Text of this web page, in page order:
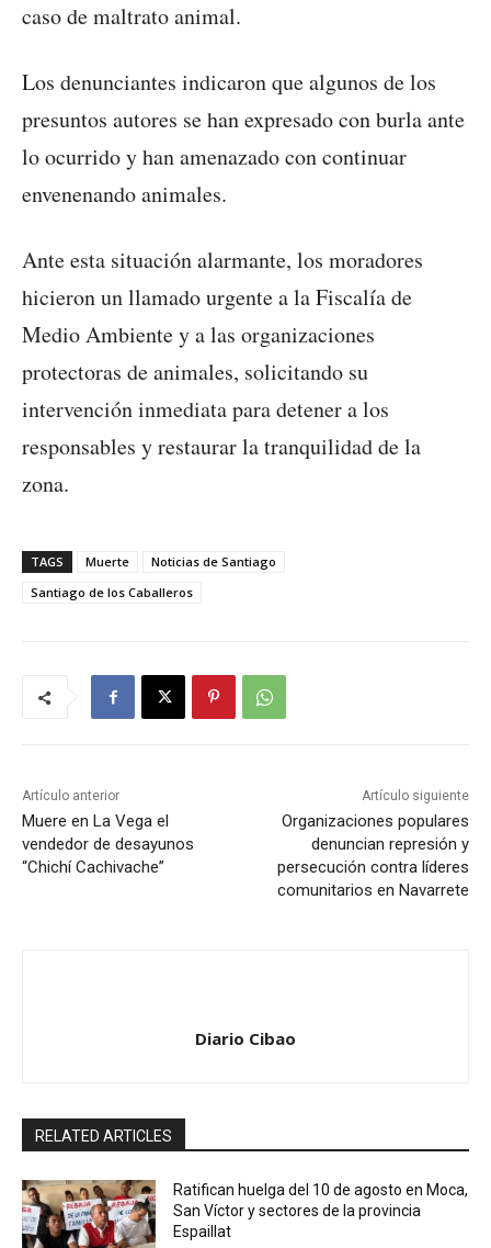
caso de maltrato animal.
Los denunciantes indicaron que algunos de los
presuntos autores se han expresado con burla ante
lo ocurrido y han amenazado con continuar
envenenando animales.
Ante esta situación alarmante, los moradores
hicieron un llamado urgente a la Fiscalía de
Medio Ambiente y a las organizaciones
protectoras de animales, solicitando su
intervención inmediata para detener a los
responsables y restaurar la tranquilidad de la
zona.
TAGS Muerte
Noticias de Santiago
Santiago de los Caballeros
Artículo anterior
Muere en La Vega el
vendedor de desayunos
“Chichí Cachivache”
Artículo siguiente
Organizaciones populares
denuncian represión y
persecución contra líderes
comunitarios en Navarrete
Diario Cibao
RELATED ARTICLES
Ratifican huelga del 10 de agosto en Moca,
San Víctor y sectores de la provincia
Espaillat